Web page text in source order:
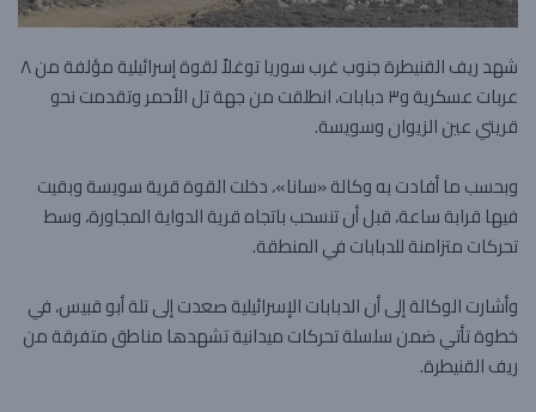
شهد ريف القنيطرة جنوب غرب سوريا توغلاً لقوة إسرائيلية مؤلفة من ٨
عربات عسكرية و٣ دبابات، انطلقت من جهة تل الأحمر وتقدمت نحو
قريتي عين الزيوان وسويسة.
وبحسب ما أفادت به وكالة «سانا»، دخلت القوة قرية سويسة وبقيت
فيها قرابة ساعة، قبل أن تنسحب باتجاه قرية الدواية المجاورة، وسط
تحركات متزامنة للدبابات في المنطقة.
وأشارت الوكالة إلى أن الدبابات الإسرائيلية صعدت إلى تلة أبو قبيس، في
خطوة تأتي ضمن سلسلة تحركات ميدانية تشهدها مناطق متفرقة من
ريف القنيطرة.